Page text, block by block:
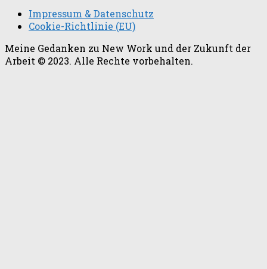
Impressum & Datenschutz
Cookie-Richtlinie (EU)
Meine Gedanken zu New Work und der Zukunft der
Arbeit © 2023. Alle Rechte vorbehalten.